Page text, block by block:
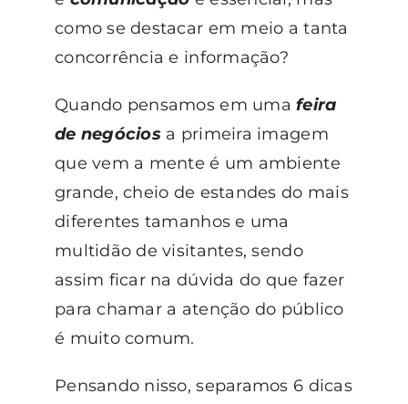
como se destacar em meio a tanta
concorrência e informação?
Quando pensamos em umafeira
de negócios a primeira imagem
que vem a mente é um ambiente
grande, cheio de estandes do mais
diferentes tamanhos e uma
multidão de visitantes, sendo
assim ficar na dúvida do que fazer
para chamar a atenção do público
é muito comum.
Pensando nisso, separamos 6 dicas